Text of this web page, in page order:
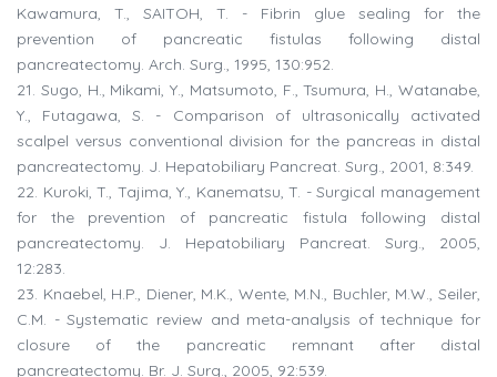
Kawamura, T., SAITOH, T. - Fibrin glue sealing for the
prevention of pancreatic fistulas following distal
pancreatectomy. Arch. Surg., 1995, 130:952.
21. Sugo, H., Mikami, Y., Matsumoto, F., Tsumura, H., Watanabe,
Y., Futagawa, S. - Comparison of ultrasonically activated
scalpel versus conventional division for the pancreas in distal
pancreatectomy. J. Hepatobiliary Pancreat. Surg., 2001, 8:349.
22. Kuroki, T., Tajima, Y., Kanematsu, T. - Surgical management
for the prevention of pancreatic fistula following distal
pancreatectomy. J. Hepatobiliary Pancreat. Surg., 2005,
12:283.
23. Knaebel, H.P., Diener, M.K., Wente, M.N., Buchler, M.W., Seiler,
C.M. - Systematic review and meta-analysis of technique for
closure of the pancreatic remnant after distal
pancreatectomy. Br. J. Surg., 2005, 92:539.